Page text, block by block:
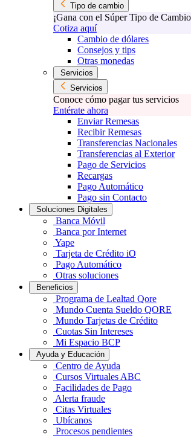
Tipo de cambio
¡Gana con el Súper Tipo de
Cotiza aquí
Cambio de dólares
Consejos y tips
Otras monedas
Servicios
Servicios
Conoce cómo pagar tus servicios
Entérate ahora
Enviar Remesas
Recibir Remesas
Transferencias Nacionales
Transferencias al Exterior
Pago de Servicios
Recargas
Pago Automático
Pago sin Contacto
Soluciones Digitales
Banca Móvil
Banca por Internet
Yape
Tarjeta de Crédito iO
Pago Automático
Otras soluciones
Beneficios
Programa de Lealtad Qore
Mundo Cuenta Sueldo QORE
Mundo Tarjetas de Crédito
Cuotas Sin Intereses
Mi Espacio BCP
Ayuda y Educación
Centro de Ayuda
Cursos Virtuales ABC
Facilidades de Pago
Alerta fraude
Citas Virtuales
Ubícanos
Procesos pendientes